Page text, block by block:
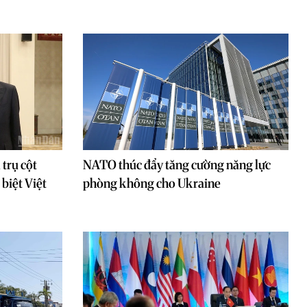
trụ cột
biệt Việt
NATO thúc đẩy tăng cường năng lực
phòng không cho Ukraine